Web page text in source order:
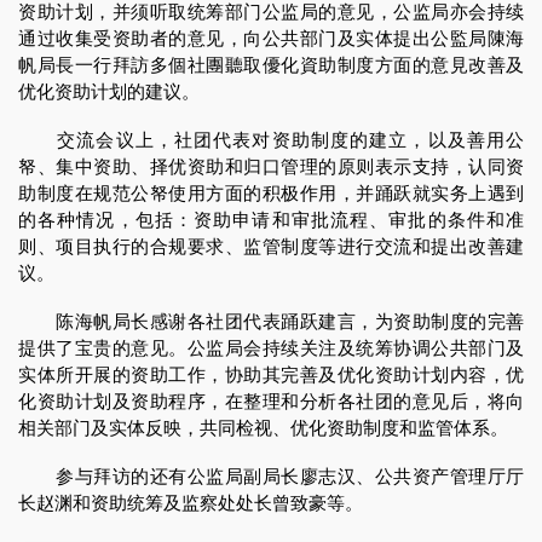
资助计划，并须听取统筹部门公监局的意见，公监局亦会持续
通过收集受资助者的意见，向公共部门及实体提出公監局陳海
帆局長一行拜訪多個社團聽取優化資助制度方面的意見改善及
优化资助计划的建议。
交流会议上，社团代表对资助制度的建立，以及善用公
帑、集中资助、择优资助和归口管理的原则表示支持，认同资
助制度在规范公帑使用方面的积极作用，并踊跃就实务上遇到
的各种情况，包括：资助申请和审批流程、审批的条件和准
则、项目执行的合规要求、监管制度等进行交流和提出改善建
议。
陈海帆局长感谢各社团代表踊跃建言，为资助制度的完善
提供了宝贵的意见。公监局会持续关注及统筹协调公共部门及
实体所开展的资助工作，协助其完善及优化资助计划内容，优
化资助计划及资助程序，在整理和分析各社团的意见后，将向
相关部门及实体反映，共同检视、优化资助制度和监管体系。
参与拜访的还有公监局副局长廖志汉、公共资产管理厅厅
长赵渊和资助统筹及监察处处长曾致豪等。